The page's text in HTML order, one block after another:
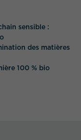
?
sensible :
des matières
100 % bio